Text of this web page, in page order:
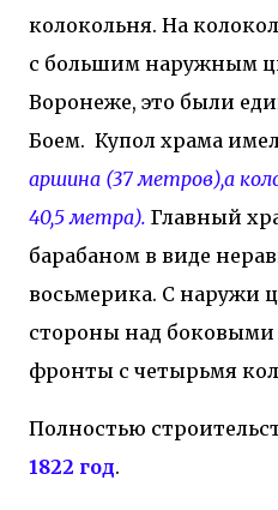
колокольня. На
с большим наружным
Воронеже, это были
Боем. Купол храма
аршина (37 метров),а
40,5 метра). Главный
барабаном в виде
восьмерика. С наружи
стороны над боковыми
фронты с четырьмя
Полностью
1822 год.